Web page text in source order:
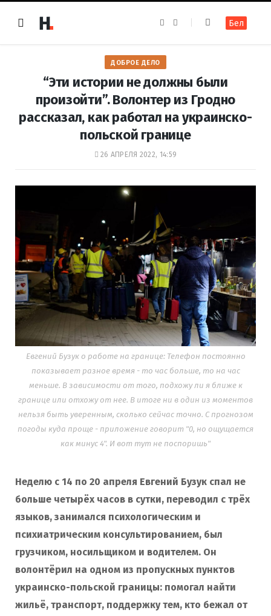
e
b
o
k
t
a
m
Бел
ДОБРОЕ ДЕЛО
“Эти истории не должны были
произойти”. Волонтер из Гродно
рассказал, как работал на украинско-
польской границе
26 АПРЕЛЯ 2022, 14:59
Евгений Бузук о работе на границе: Телефон постоянно
показывает разное время - то час больше, то на час
меньше. В зависимости от того, подхожу ли я ближе к
границе или отхожу от нее. В итоге ни в один из моментов
нельзя быть уверенным, сколько сейчас точно. С прогнозом
погоды куда проще - приложение говорит "0, но ощущается
как минус 4". И вот тут не поспоришь"
Неделю с 14 по 20 апреля Евгений Бузук спал не
больше четырёх часов в сутки, переводил с трёх
языков, занимался психологическим и
психиатрическим консультированием, был
грузчиком, носильщиком и водителем. Он
волонтёрил на одном из пропускных пунктов
украинско-польской границы: помогал найти
жильё, транспорт, поддержку тем, кто бежал от